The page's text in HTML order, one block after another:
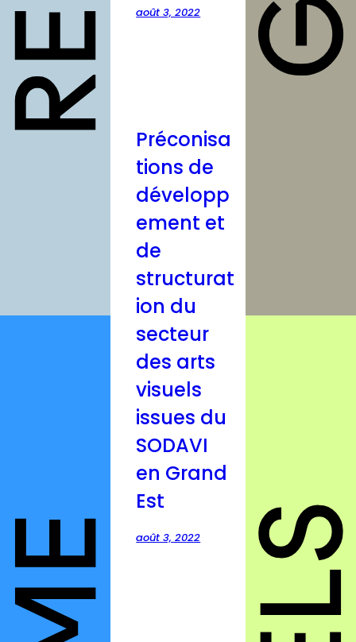
Connexion
Inscription
août 3, 2022
Préconisa
tions de
développ
ement et
de
structurat
ion du
secteur
des arts
visuels
issues du
SODAVI
en Grand
Est
août 3, 2022